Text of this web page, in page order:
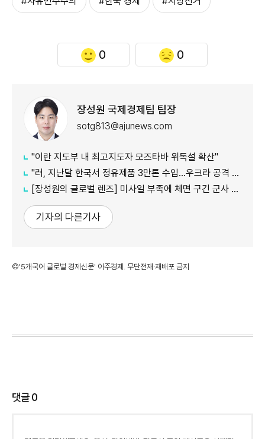
0 0
장성원 국제경제팀 팀장
sotg813@ajunews.com
"이란 지도부 내 최고지도자 모즈타바 위독설 확산"
"러, 지난달 한국서 정유제품 3만톤 수입…우크라 공격 여파"
[장성원의 글로벌 렌즈] 미사일 부족에 체면 구긴 군사 강국, 미국과 러시아
기자의 다른기사
©'5개국어 글로벌 경제신문' 아주경제. 무단전재·재배포 금지
댓글0